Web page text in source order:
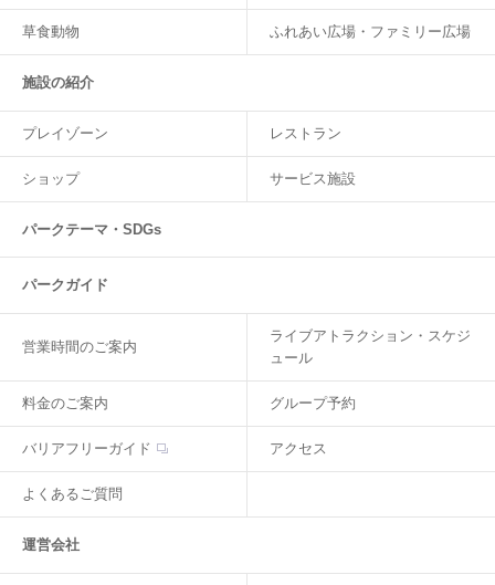
草食動物 ふれあい広場・ファミリー広場
施設の紹介
プレイゾーン レストラン
ショップ サービス施設
パークテーマ・SDGs
パークガイド
営業時間のご案内
ライブアトラクション・スケジ
ュール
料金のご案内 グループ予約
バリアフリーガイド アクセス
よくあるご質問
運営会社